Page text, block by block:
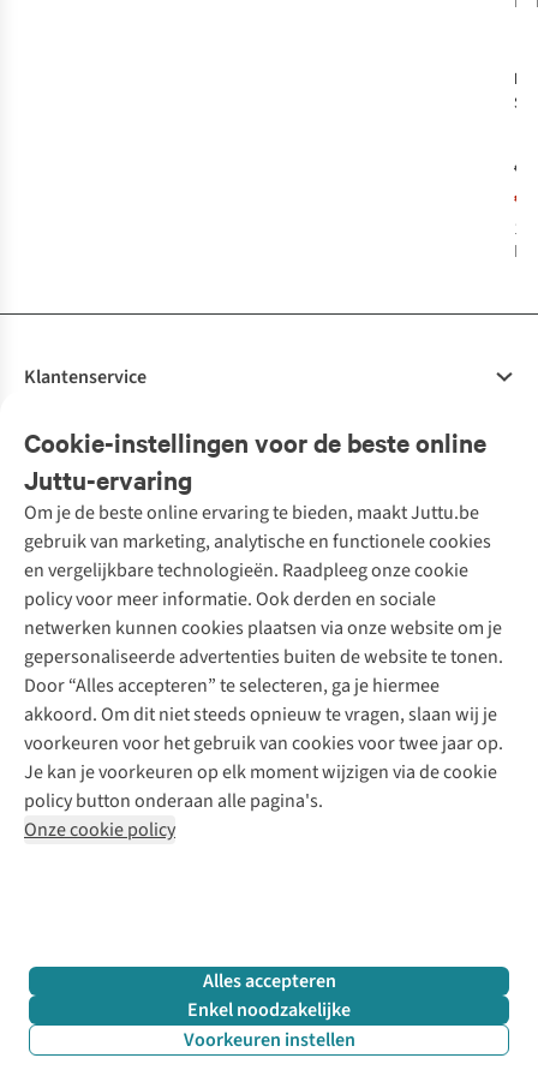
Filter & sorteer
1
Cookie-instellingen voor de beste online
Juttu-ervaring
Om je de beste online ervaring te bieden, maakt Juttu.be
gebruik van marketing, analytische en functionele cookies
en vergelijkbare technologieën. Raadpleeg onze cookie
policy voor meer informatie. Ook derden en sociale
netwerken kunnen cookies plaatsen via onze website om je
gepersonaliseerde advertenties buiten de website te tonen.
Door “Alles accepteren” te selecteren, ga je hiermee
akkoord. Om dit niet steeds opnieuw te vragen, slaan wij je
voorkeuren voor het gebruik van cookies voor twee jaar op.
Je kan je voorkeuren op elk moment wijzigen via de cookie
policy button onderaan alle pagina's.
Onze cookie policy
Alles accepteren
Enkel noodzakelijke
Voorkeuren instellen
Klantenservice
Bestellen
Betalen
10% studentenkorting
Klarna - achteraf betalen
Levering
Retourneren
Bestelling herroepen
Garantie
Contact
Onze diensten
Tweedehands - ReJUsed
Kledingatelier
Personal shopping
Textielbox
Events / workshops
Juttu
Over ons
Juttu Friends
Inspiratie
Werken bij Juttu
Onze winkels
De wereld van Juttu
Verantwoord ondernemen
Toegankelijkheidsverklaring
Merken
Nathalie Vleeschouwer
Selected dames
HKLiving
Dickies
Sessùn
Strom
O My Bag
Revolution
Meld je aan voor de nieuwsbrief
Follow us
+32 (0)3 828 30 15 team@juttu.be
BTW BE 0416.762.280